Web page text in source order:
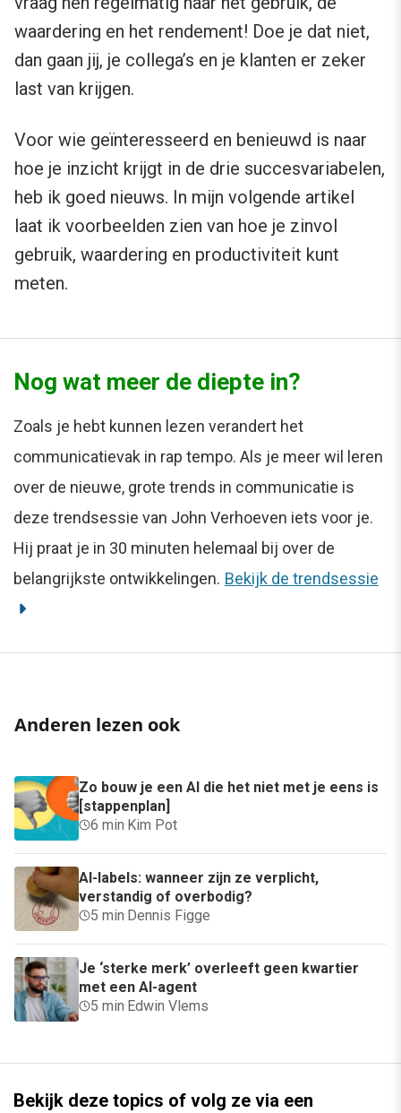
waardering en het rendement! Doe je dat niet,
dan gaan jij, je collega’s en je klanten er zeker
last van krijgen.
Voor wie geïnteresseerd en benieuwd is naar
hoe je inzicht krijgt in de drie succesvariabelen,
heb ik goed nieuws. In mijn volgende artikel
laat ik voorbeelden zien van hoe je zinvol
gebruik, waardering en productiviteit kunt
meten.
Nog wat meer de diepte in?
Zoals je hebt kunnen lezen verandert het
communicatievak in rap tempo. Als je meer wil leren
over de nieuwe, grote trends in communicatie is
deze trendsessie van John Verhoeven iets voor je.
Hij praat je in 30 minuten helemaal bij over de
belangrijkste ontwikkelingen. Bekijk de trendsessie
Anderen lezen ook
Zo bouw je een AI die het niet met je eens is
[stappenplan]
6 min·Kim Pot
AI-labels: wanneer zijn ze verplicht,
verstandig of overbodig?
5 min·Dennis Figge
Je ‘sterke merk’ overleeft geen kwartier
met een AI-agent
5 min·Edwin Vlems
Bekijk deze topics of volg ze via een